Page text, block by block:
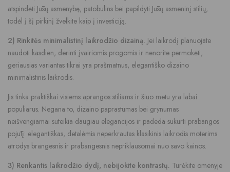
atspindėti Jūsų asmenybę, patobulins bei papildyti Jūsų asmeninį stilių,
todėl į šį pirkinį žvelkite kaip į investiciją.
2) Rinkitės minimalistinį laikrodžio dizainą. Jei laikrodį planuojate
naudoti kasdien, derinti įvairiomis progomis ir nenorite permokėti,
geriausias variantas tikrai yra prašmatnus, elegantiško dizaino
minimalistinis laikrodis.
Jis tinka praktiškai visiems aprangos stiliams ir šiuo metu yra labai
populiarus. Negana to, dizaino paprastumas bei grynumas
neišvengiamai suteikia daugiau elegancijos ir padeda sukurti prabangos
pojūtį: elegantiškas, detalėmis neperkrautas klasikinis laikrodis moterims
atrodys brangesnis ir prabangesnis nepriklausomai nuo savo kainos.
3) Renkantis laikrodžio dydį, nebijokite kontrastų. Turėkite omenyje